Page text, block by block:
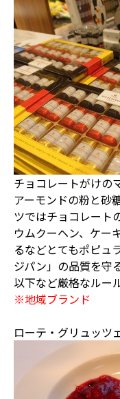
チョコレートがけの
アーモンドの粉と砂
ツではチョコレート
ウムクーヘン、ケー
るなどとてもポピュ
ジパン」の品質を守
以下など厳格なルー
※地域ブランド
ローテ・グリュッツ